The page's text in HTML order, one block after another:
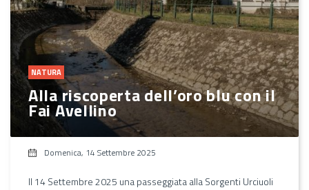
NATURA
Alla riscoperta dell’oro blu con il
Fai Avellino
Domenica, 14 Settembre 2025
Il 14 Settembre 2025 una passeggiata alla Sorgenti Urciuoli